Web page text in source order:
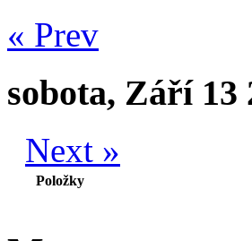
« Prev
sobota, Září 13
Next »
Položky